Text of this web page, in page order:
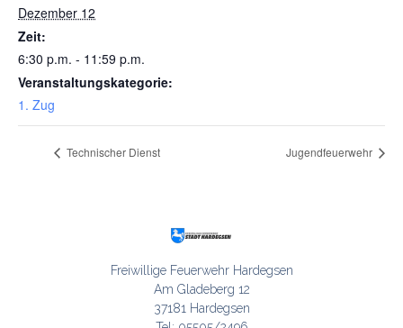
Dezember 12
Zeit:
6:30 p.m. - 11:59 p.m.
Veranstaltungskategorie:
1. Zug
Technischer Dienst Jugendfeuerwehr
Freiwillige Feuerwehr Hardegsen
Am Gladeberg 12
37181 Hardegsen